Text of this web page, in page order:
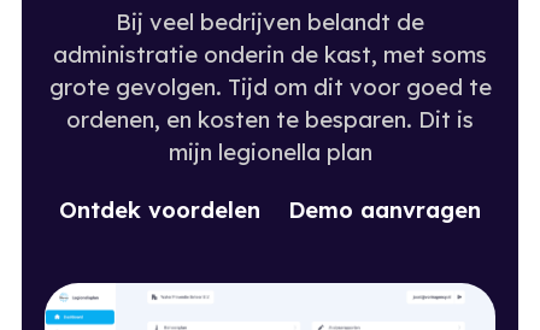
Bij veel bedrijven belandt de
administratie onderin de kast, met soms
grote gevolgen. Tijd om dit voor goed te
ordenen, en kosten te besparen. Dit is
mijn legionella plan
Ontdek voordelen Demo aanvragen